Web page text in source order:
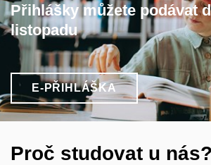
Přihlášky můžete podávat
listopadu
E-PŘIHLÁŠKA
Proč studovat u nás?